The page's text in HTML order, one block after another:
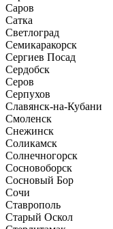
Саров
Сатка
Светлоград
Семикаракорск
Сергиев Посад
Сердобск
Серов
Серпухов
Славянск-на-Кубани
Смоленск
Снежинск
Соликамск
Солнечногорск
Сосновоборск
Сосновый Бор
Сочи
Ставрополь
Старый Оскол